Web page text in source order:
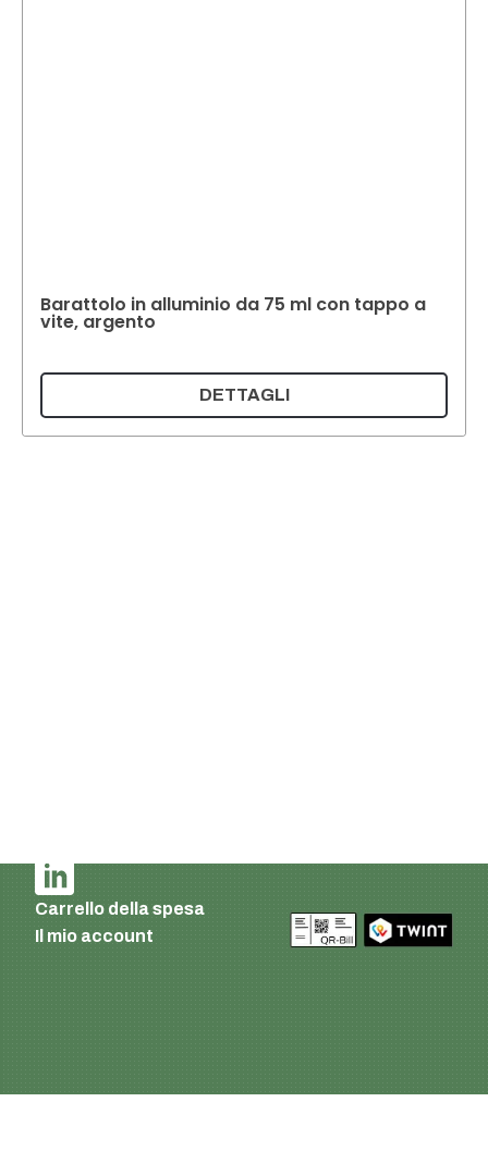
Barattolo in alluminio da 75 ml con tappo a
vite, argento
DETTAGLI
Carrello della spesa
Il mio account